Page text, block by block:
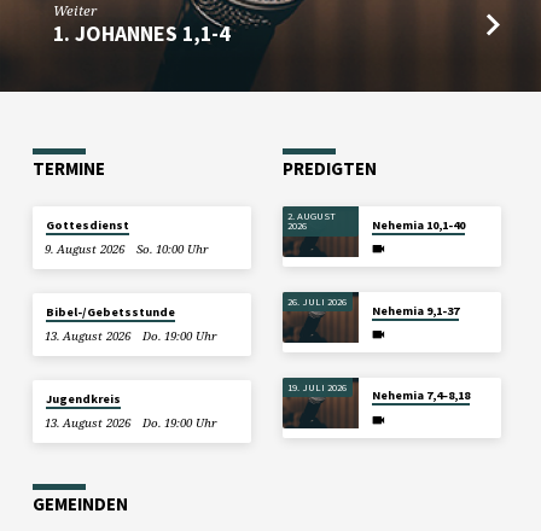
Weiter
1. JOHANNES 1,1-4
TERMINE
Gottesdienst
9. August 2026
So. 10:00 Uhr
Bibel-/Gebetsstunde
13. August 2026
Do. 19:00 Uhr
Jugendkreis
13. August 2026
Do. 19:00 Uhr
PREDIGTEN
2. AUGUST
2026 Nehemia 10,1-40
26. JULI 2026
Nehemia 9,1-37
19. JULI 2026
Nehemia 7,4–8,18
GEMEINDEN